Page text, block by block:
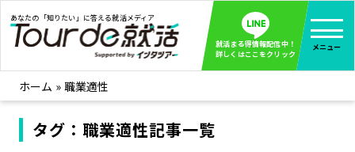
あなたの「知りたい」に答える就活メディア
就活まる得情報配信中！
詳しくはここをクリック
メニュー
就活ノウハウ 全て見る
企業まる見え！特捜部
ホーム » 職業適性
タグ：職業適性記事一覧